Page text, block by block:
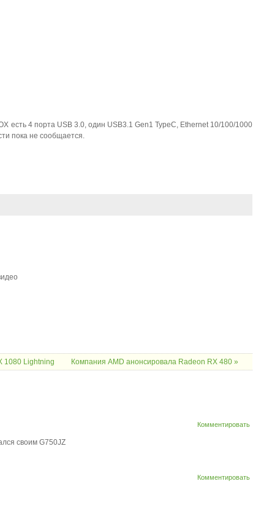
есть 4 порта USB 3.0, один USB3.1 Gen1 TypeC, Ethernet 10/100/1000
пока не сообщается.
1080 Lightning Компания AMD анонсировала Radeon RX 480 »
Комментировать
своим G750JZ
Комментировать